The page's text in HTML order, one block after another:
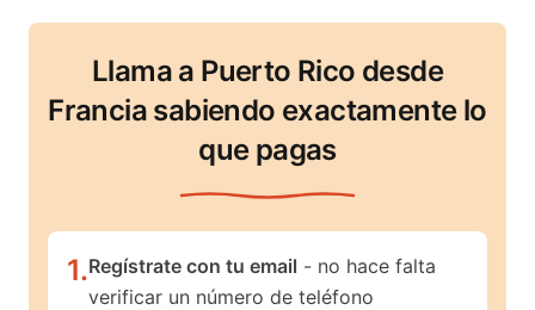
Llama a Puerto Rico desde
Francia sabiendo exactamente lo
que pagas
1.Regístrate con tu email - no hace falta
verificar un número de teléfono